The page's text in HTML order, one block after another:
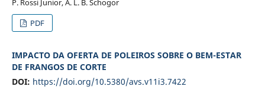
P. Rossi Junior, A. L. B. Schogor
PDF
IMPACTO DA OFERTA DE POLEIROS SOBRE O BEM-ESTAR
DE FRANGOS DE CORTE
DOI: https://doi.org/10.5380/avs.v11i3.7422